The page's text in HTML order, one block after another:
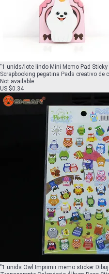
"1 unids/lote lindo Mini Memo Pad Sticky
Scrapbooking pegatina Pads creativo de
Not available
US $0.34
"1 unids Owl Imprimir memo sticker